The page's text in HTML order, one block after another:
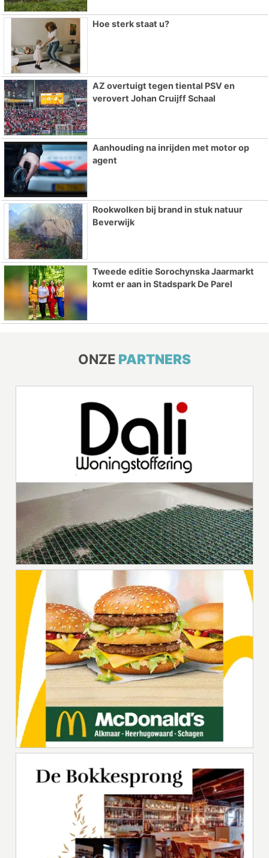
Hoe sterk staat u?
AZ overtuigt tegen tiental PSV en
verovert Johan Cruijff Schaal
Aanhouding na inrijden met motor op
agent
Rookwolken bij brand in stuk natuur
Beverwijk
Tweede editie Sorochynska Jaarmarkt
komt er aan in Stadspark De Parel
ONZE PARTNERS